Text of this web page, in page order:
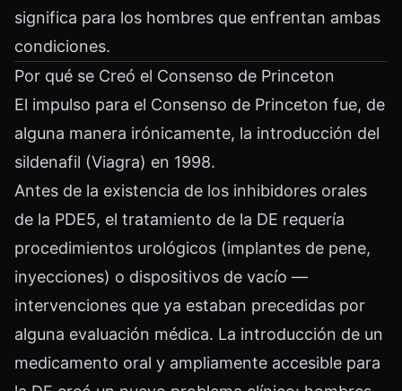
significa para los hombres que enfrentan ambas
condiciones.
Por qué se Creó el Consenso de Princeton
El impulso para el Consenso de Princeton fue, de
alguna manera irónicamente, la introducción del
sildenafil (Viagra) en 1998.
Antes de la existencia de los inhibidores orales
de la PDE5, el tratamiento de la DE requería
procedimientos urológicos (implantes de pene,
inyecciones) o dispositivos de vacío —
intervenciones que ya estaban precedidas por
alguna evaluación médica. La introducción de un
medicamento oral y ampliamente accesible para